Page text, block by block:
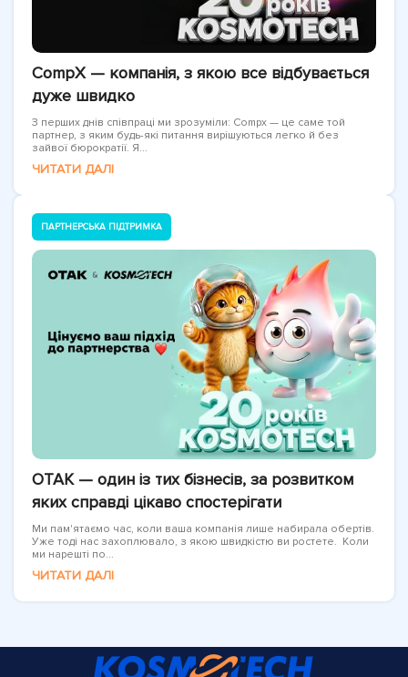
CompX — компанія, з якою все відбувається
дуже швидко
З перших днів співпраці ми зрозуміли: Compx — це саме той
партнер, з яким будь-які питання вирішуються легко й без
зайвої бюрократії. Я...
ЧИТАТИ ДАЛІ
ПАРТНЕРСЬКА ПІДТРИМКА
OTAK — один із тих бізнесів, за розвитком
яких справді цікаво спостерігати
Ми пам'ятаємо час, коли ваша компанія лише набирала обертів.
Уже тоді нас захоплювало, з якою швидкістю ви ростете. Коли
ми нарешті по...
ЧИТАТИ ДАЛІ